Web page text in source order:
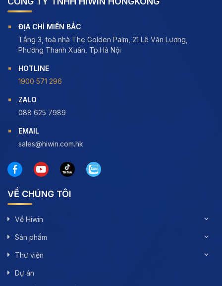
ĐỊA CHỈ MIỀN BẮC
Tầng 3, toà nhà The Golden Palm, 21 Lê Văn Lương,
Phường Thanh Xuân, Tp.Hà Nội
HOTLINE
1900 571 296
ZALO
088 625 7989
EMAIL
sales@hiwin.com.hk
VỀ CHÚNG TÔI
Về Hiwin
Sản phẩm
Thư viện
Dự án